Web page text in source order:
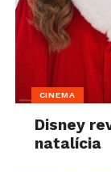
CINEMA
Disney
natalícia